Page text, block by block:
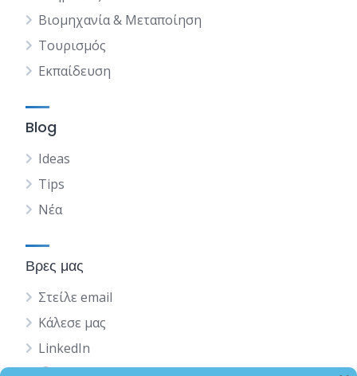
Βιομηχανία & Μεταποίηση
Τουρισμός
Εκπαίδευση
Blog
Ideas
Tips
Νέα
Βρες μας
Στείλε email
Κάλεσε μας
LinkedIn